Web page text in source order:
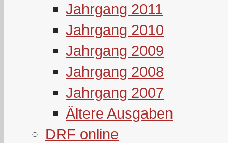
Jahrgang 2011
Jahrgang 2010
Jahrgang 2009
Jahrgang 2008
Jahrgang 2007
Ältere Ausgaben
DRF online